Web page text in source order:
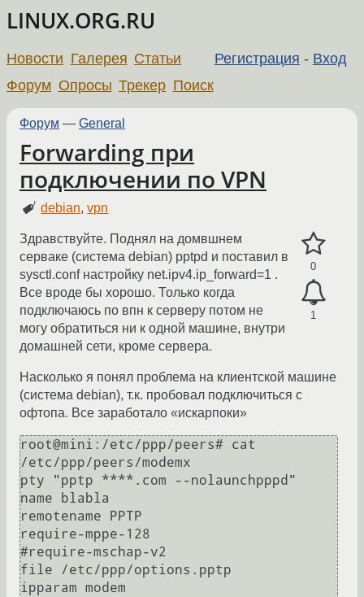
LINUX.ORG.RU
Регистрация - Вход
Новости Галерея Статьи
Форум Опросы Трекер Поиск
Форум — General
Forwarding при
подключении по VPN
debian,vpn
0
1
Здравствуйте. Поднял на домвшнем
серваке (система debian) pptpd и поставил в
sysctl.conf настройку net.ipv4.ip_forward=1 .
Все вроде бы хорошо. Только когда
подключаюсь по впн к серверу потом не
могу обратиться ни к одной машине, внутри
домашней сети, кроме сервера.
Насколько я понял проблема на клиентской машине
(система debian), т.к. пробовал подключиться с
офтопа. Все заработало «искарпоки»
root@mini:/etc/ppp/peers# cat
/etc/ppp/peers/modemx
pty "pptp ****.com --nolaunchpppd"
name blabla
remotename PPTP
require-mppe-128
#require-mschap-v2
file /etc/ppp/options.pptp
ipparam modem